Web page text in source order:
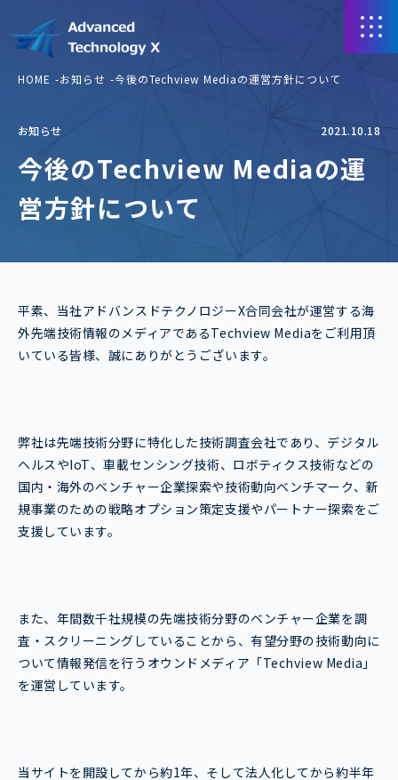
HOME お知らせ 今後のTechview Mediaの運営方針について
お知らせ 2021.10.18
今後のTechview Mediaの運
営方針について
平素、当社アドバンスドテクノロジーX合同会社が運営する海
外先端技術情報のメディアであるTechview Mediaをご利用頂
いている皆様、誠にありがとうございます。
弊社は先端技術分野に特化した技術調査会社であり、デジタル
ヘルスやIoT、車載センシング技術、ロボティクス技術などの
国内・海外のベンチャー企業探索や技術動向ベンチマーク、新
規事業のための戦略オプション策定支援やパートナー探索をご
支援しています。
また、年間数千社規模の先端技術分野のベンチャー企業を調
査・スクリーニングしていることから、有望分野の技術動向に
ついて情報発信を行うオウンドメディア「Techview Media」
を運営しています。
当サイトを開設してから約1年、そして法人化してから約半年